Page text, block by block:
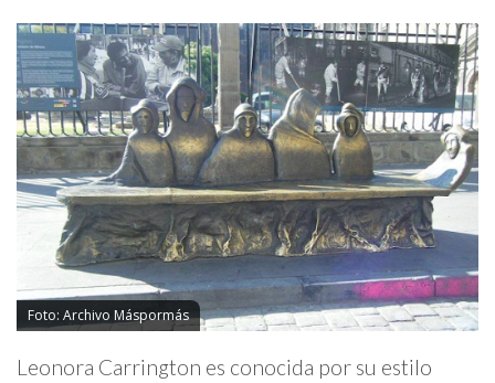
Foto: Archivo Máspormás
Leonora Carrington es conocida por su estilo